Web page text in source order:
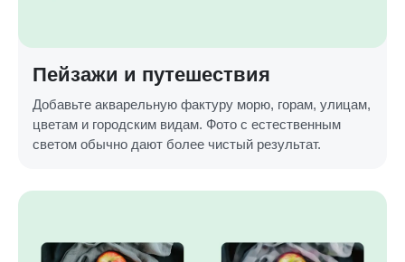
Пейзажи и путешествия
Добавьте акварельную фактуру морю, горам, улицам,
цветам и городским видам. Фото с естественным
светом обычно дают более чистый результат.